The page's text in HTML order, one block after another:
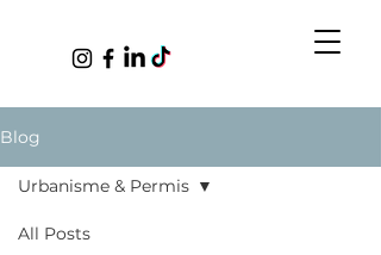
Blog
All Posts
Urbanisme & Permis